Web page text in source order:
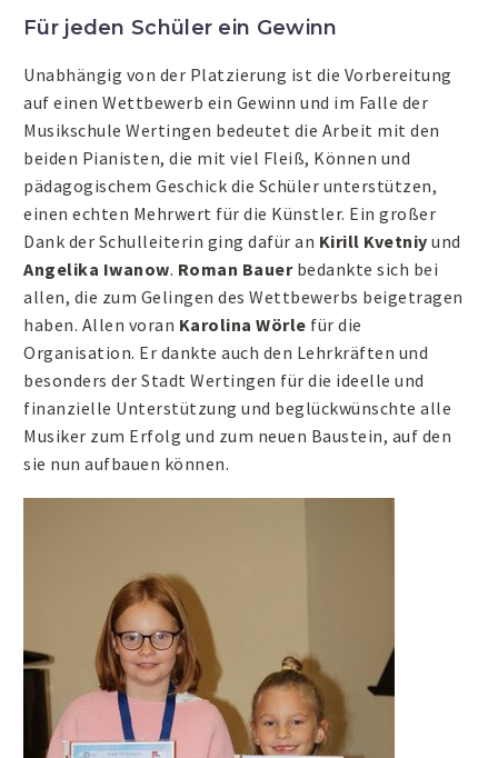
Für jeden Schüler ein Gewinn
Unabhängig von der Platzierung ist die Vorbereitung
auf einen Wettbewerb ein Gewinn und im Falle der
Musikschule Wertingen bedeutet die Arbeit mit den
beiden Pianisten, die mit viel Fleiß, Können und
pädagogischem Geschick die Schüler unterstützen,
einen echten Mehrwert für die Künstler. Ein großer
Dank der Schulleiterin ging dafür an Kirill Kvetniy und
Angelika Iwanow. Roman Bauerbedankte sich bei
allen, die zum Gelingen des Wettbewerbs beigetragen
haben. Allen voran Karolina Wörle für die
Organisation. Er dankte auch den Lehrkräften und
besonders der Stadt Wertingen für die ideelle und
finanzielle Unterstützung und beglückwünschte alle
Musiker zum Erfolg und zum neuen Baustein, auf den
sie nun aufbauen können.